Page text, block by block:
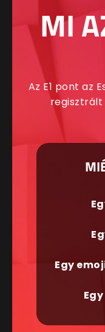
MI
Az E1 pont az
regisztrált
Egy